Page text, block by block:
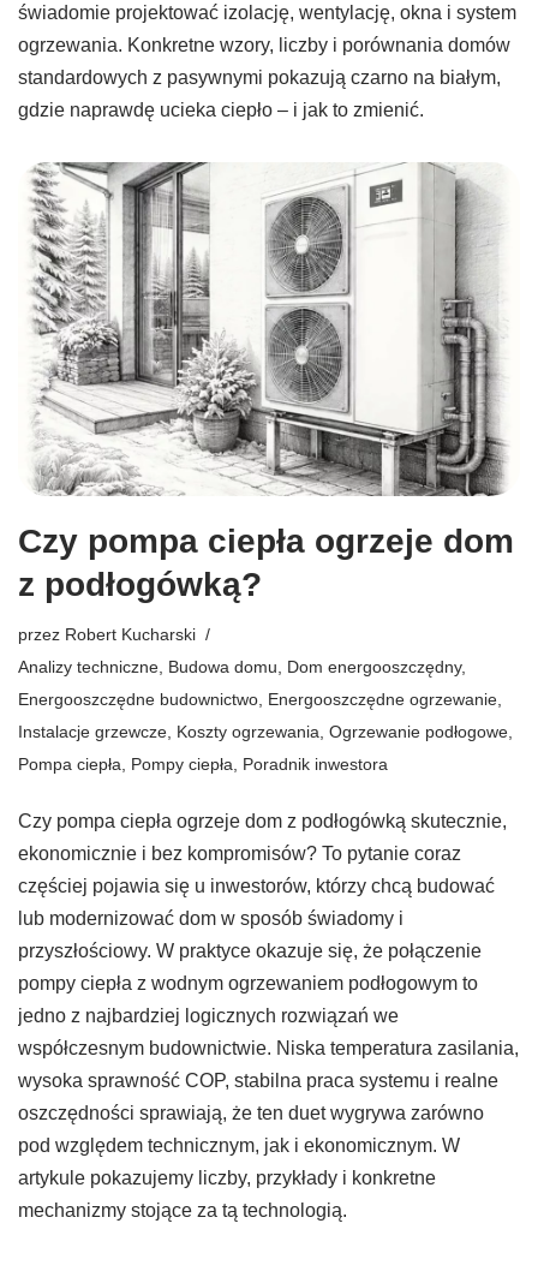
świadomie projektować izolację, wentylację, okna i system
ogrzewania. Konkretne wzory, liczby i porównania domów
standardowych z pasywnymi pokazują czarno na białym,
gdzie naprawdę ucieka ciepło – i jak to zmienić.
Czy pompa ciepła ogrzeje dom
z podłogówką?
przez Robert Kucharski
Analizy techniczne Budowa domu Dom energooszczędny,
Energooszczędne budownictwo Energooszczędne ogrzewanie
Instalacje grzewcze Koszty ogrzewania Ogrzewanie podłogowe
Pompa ciepła
Pompy ciepła Poradnik inwestora
Czy pompa ciepła ogrzeje dom z podłogówką skutecznie,
ekonomicznie i bez kompromisów? To pytanie coraz
częściej pojawia się u inwestorów, którzy chcą budować
lub modernizować dom w sposób świadomy i
przyszłościowy. W praktyce okazuje się, że połączenie
pompy ciepła z wodnym ogrzewaniem podłogowym to
jedno z najbardziej logicznych rozwiązań we
współczesnym budownictwie. Niska temperatura zasilania,
wysoka sprawność COP, stabilna praca systemu i realne
oszczędności sprawiają, że ten duet wygrywa zarówno
pod względem technicznym, jak i ekonomicznym. W
artykule pokazujemy liczby, przykłady i konkretne
mechanizmy stojące za tą technologią.